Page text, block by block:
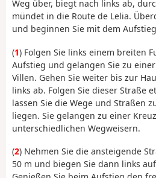
Weg über, biegt nach links ab,
mündet in die Route de Lelia.
und beginnen Sie mit dem
(1) Folgen Sie links einem breiten
Aufstieg und gelangen Sie zu
Villen. Gehen Sie weiter bis zur
links ab. Folgen Sie dieser Straße
lassen Sie die Wege und Straßen
liegen. Sie gelangen zu einer
unterschiedlichen Wegweisern.
(2) Nehmen Sie die ansteigende
50 m und biegen Sie dann links